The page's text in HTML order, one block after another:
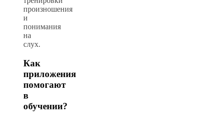
произношения
и
понимания
на
слух.
Как
приложения
помогают
в
обучении?